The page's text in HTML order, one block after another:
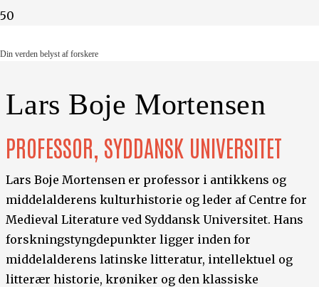
Din verden belyst af forskere
Lars Boje Mortensen
PROFESSOR, SYDDANSK UNIVERSITET
Lars Boje Mortensen er professor i antikkens og
middelalderens kulturhistorie og leder af Centre for
Medieval Literature ved Syddansk Universitet. Hans
forskningstyngdepunkter ligger inden for
middelalderens latinske litteratur, intellektuel og
litterær historie, krøniker og den klassiske